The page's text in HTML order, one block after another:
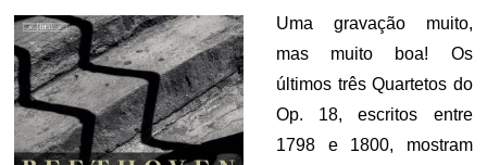
Uma gravação muito,
mas muito boa! Os
últimos três Quartetos do
Op. 18, escritos entre
1798 e 1800, mostram